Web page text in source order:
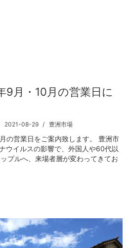
9月・10月の営業日に
2021-08-29 豊洲市場
の営業日をご案内致します。 豊洲市
ウイルスの影響で、外国人や60代以
プルへ、来場者層が変わってきてお